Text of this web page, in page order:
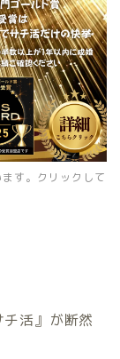
す。クリックして
活』が断然